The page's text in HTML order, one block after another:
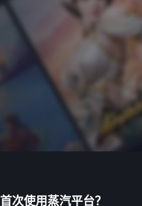
首次使用蒸汽平台？